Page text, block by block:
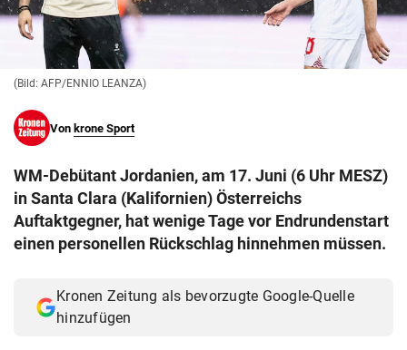
© Krone Multimedia GmbH & Co KG 2026
Muthgasse 2, 1190 Wien
(Bild: AFP/ENNIO LEANZA)
Von krone Sport
WM-Debütant Jordanien, am 17. Juni (6 Uhr MESZ)
in Santa Clara (Kalifornien) Österreichs
Auftaktgegner, hat wenige Tage vor Endrundenstart
einen personellen Rückschlag hinnehmen müssen.
Kronen Zeitung als bevorzugte Google-Quelle
hinzufügen